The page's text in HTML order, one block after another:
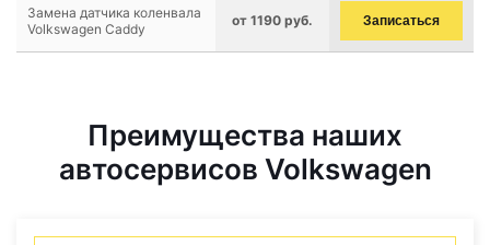
Замена датчика коленвала
Volkswagen Caddy
от 1190 руб. Записаться
Преимущества наших
автосервисов Volkswagen